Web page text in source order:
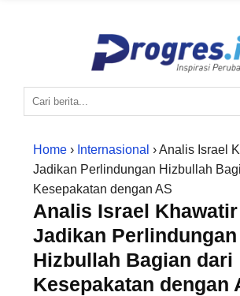
Home › Internasional › Analis Israel
Jadikan Perlindungan Hizbullah
Kesepakatan dengan AS
Analis Israel
Jadikan Perlindungan
Hizbullah Bagian dari
Kesepakatan dengan